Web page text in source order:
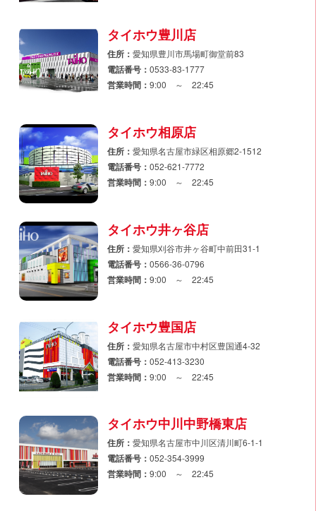
タイホウ豊川店
住所：愛知県豊川市馬場町御堂前83
電話番号：0533-83-1777
営業時間：9:00 ～ 22:45
タイホウ相原店
住所：愛知県名古屋市緑区相原郷2-1512
電話番号：052-621-7772
営業時間：9:00 ～ 22:45
タイホウ井ヶ谷店
住所：愛知県刈谷市井ヶ谷町中前田31-1
電話番号：0566-36-0796
営業時間：9:00 ～ 22:45
タイホウ豊国店
住所：愛知県名古屋市中村区豊国通4-32
電話番号：052-413-3230
営業時間：9:00 ～ 22:45
タイホウ中川中野橋東店
住所：愛知県名古屋市中川区清川町6-1-1
電話番号：052-354-3999
営業時間：9:00 ～ 22:45